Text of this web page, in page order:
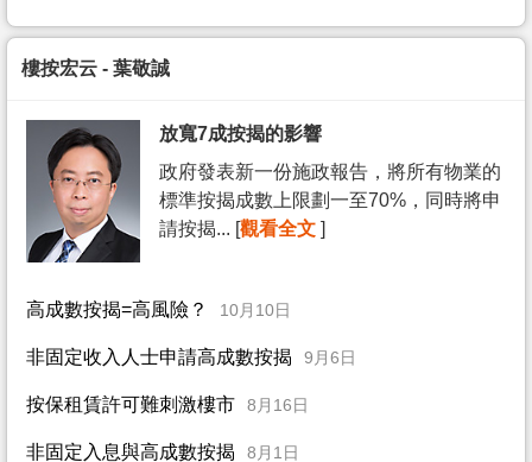
樓按宏云 - 葉敬誠
放寬7成按揭的影響
政府發表新一份施政報告，將所有物業的
標準按揭成數上限劃一至70%，同時將申
請按揭... [觀看全文 ]
高成數按揭=高風險？ 10月10日
非固定收入人士申請高成數按揭 9月6日
按保租賃許可難刺激樓市 8月16日
非固定入息與高成數按揭 8月1日